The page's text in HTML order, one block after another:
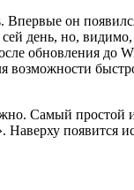
он
день, но,
обновления до
возможности
Самый простой
Наверху появится